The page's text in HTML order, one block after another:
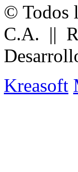
© Todos
C.A. ||
Kreasoft